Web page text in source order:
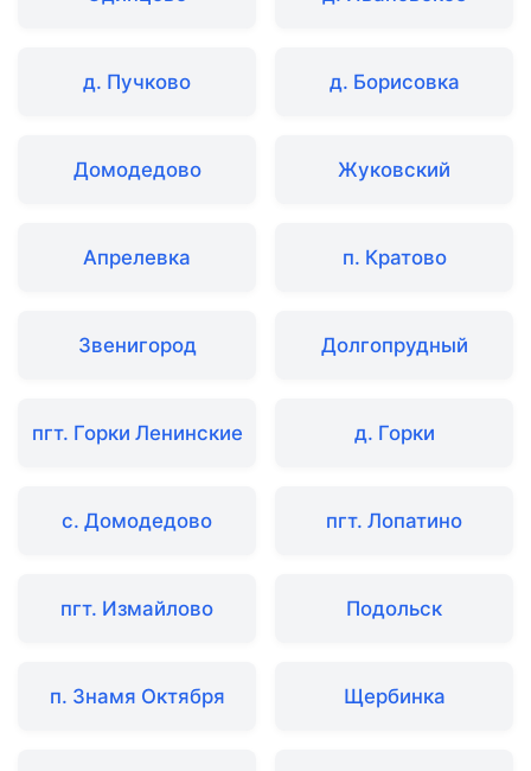
д. Пучково д. Борисовка
Домодедово Жуковский
Апрелевка п. Кратово
Звенигород Долгопрудный
пгт. Горки Ленинские д. Горки
с. Домодедово пгт. Лопатино
пгт. Измайлово Подольск
п. Знамя Октября Щербинка